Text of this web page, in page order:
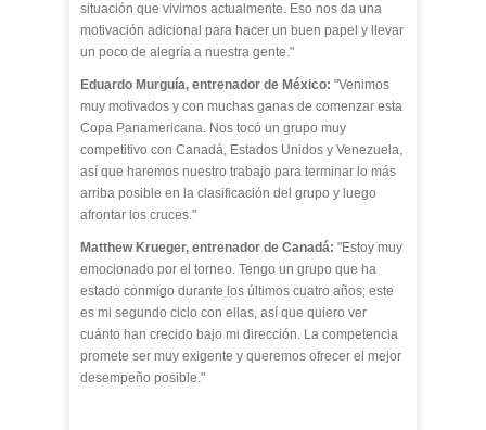
situación que vivimos actualmente. Eso nos da una
motivación adicional para hacer un buen papel y llevar
un poco de alegría a nuestra gente."
Eduardo Murguía, entrenador de México: "Venimos
muy motivados y con muchas ganas de comenzar esta
Copa Panamericana. Nos tocó un grupo muy
competitivo con Canadá, Estados Unidos y Venezuela,
así que haremos nuestro trabajo para terminar lo más
arriba posible en la clasificación del grupo y luego
afrontar los cruces."
Matthew Krueger, entrenador de Canadá: "Estoy muy
emocionado por el torneo. Tengo un grupo que ha
estado conmigo durante los últimos cuatro años; este
es mi segundo ciclo con ellas, así que quiero ver
cuánto han crecido bajo mi dirección. La competencia
promete ser muy exigente y queremos ofrecer el mejor
desempeño posible."